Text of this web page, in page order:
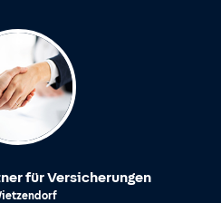
für Versicherungen